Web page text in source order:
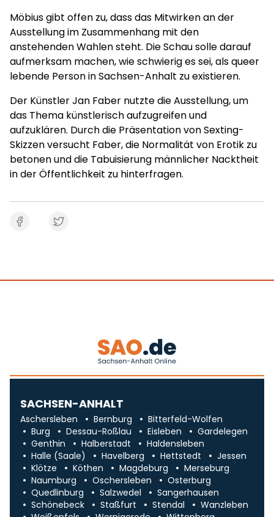
Möbius gibt offen zu, dass das Mitwirken an der
Ausstellung im Zusammenhang mit den
anstehenden Wahlen steht. Die Schau solle darauf
aufmerksam machen, wie schwierig es sei, als queer
lebende Person in Sachsen-Anhalt zu existieren.
Der Künstler Jan Faber nutzte die Ausstellung, um
das Thema künstlerisch aufzugreifen und
aufzuklären. Durch die Präsentation von Sexting-
Skizzen versucht Faber, die Normalität von Erotik zu
betonen und die Tabuisierung männlicher Nacktheit
in der Öffentlichkeit zu hinterfragen.
SACHSEN-ANHALT
Aschersleben Bernburg
Bitterfeld-Wolfen
Burg
Dessau-Roßlau Eisleben
Gardelegen
Genthin
Halberstadt
Haldensleben
Halle (Saale)
Havelberg Hettstedt
Jessen
Klötze
Köthen Magdeburg
Merseburg
Naumburg
Oschersleben
Osterburg
Quedlinburg
Salzwedel
Sangerhausen
Schönebeck
Staßfurt Stendal
Wanzleben